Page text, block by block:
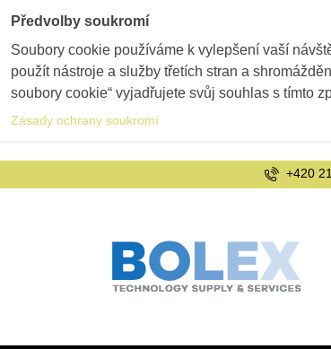
+420
Předvolby soukromí
Soubory cookie používáme k vylepšení vaší
použít nástroje a služby třetích stran a
soubory cookie“ vyjadřujete svůj souhlas s tímto
Zásady ochrany soukromí